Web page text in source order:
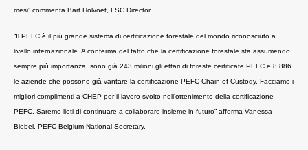
mesi” commenta Bart Holvoet, FSC Director.
“Il PEFC è il più grande sistema di certificazione forestale del mondo riconosciuto a
livello internazionale. A conferma del fatto che la certificazione forestale sta assumendo
sempre più importanza, sono già 243 milioni gli ettari di foreste certificate PEFC e 8.886
le aziende che possono già vantare la certificazione PEFC Chain of Custody. Facciamo i
migliori complimenti a CHEP per il lavoro svolto nell’ottenimento della certificazione
PEFC. Saremo lieti di continuare a collaborare insieme in futuro” afferma Vanessa
Biebel, PEFC Belgium National Secretary.